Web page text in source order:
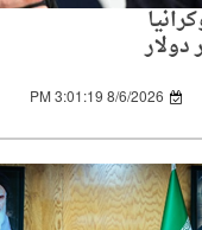
دولار
8/6/2026 3:01:19 PM